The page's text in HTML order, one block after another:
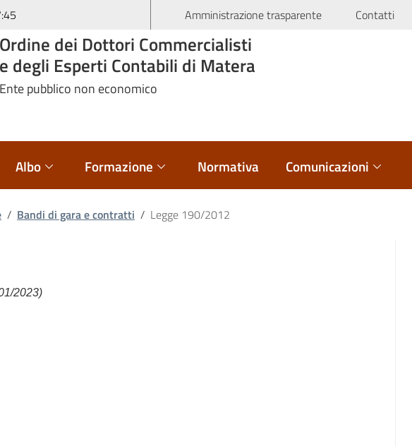
Amministrazione trasparente Contatti
Ordine dei Dottori Commercialisti
e degli Esperti Contabili di Matera
Ente pubblico non economico
Albo Formazione Normativa Comunicazioni
/ Bandi di gara e contratti / Legge 190/2012
2023)